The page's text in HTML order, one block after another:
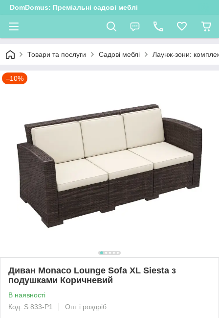
DomDomus: Преміальні садові меблі
Товари та послуги Садові меблі Лаунж-зони:
–10%
Диван Monaco Lounge Sofa XL Siesta з
подушками Коричневий
В наявності
Код: S 833-P1
Опт і роздріб